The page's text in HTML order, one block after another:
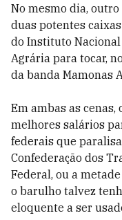
No mesmo dia,
duas potentes
do Instituto Nacional
Agrária para tocar,
da banda Mamonas
Em ambas as
melhores salários
federais que
Confederação dos
Federal, ou a
o barulho talvez
eloquente a ser